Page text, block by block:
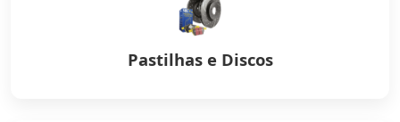
Pastilhas e Discos